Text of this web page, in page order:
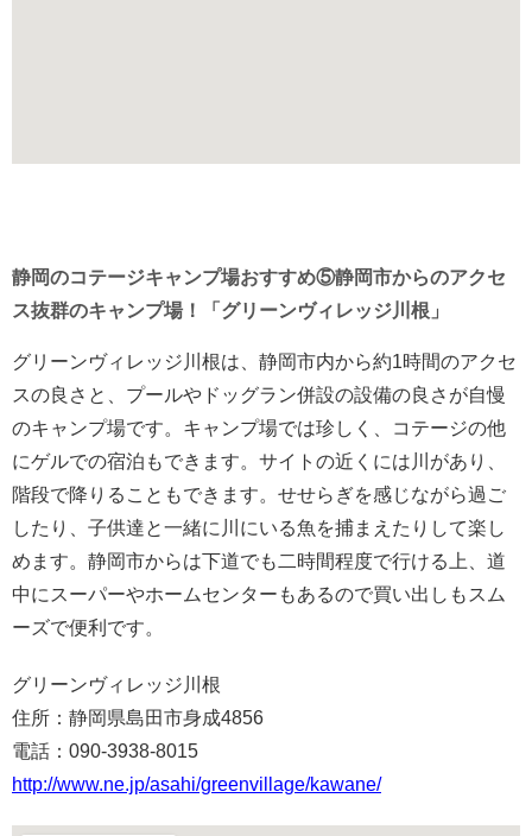
静岡のコテージキャンプ場おすすめ⑤静岡市からのアクセ
ス抜群のキャンプ場！「グリーンヴィレッジ川根」
グリーンヴィレッジ川根は、静岡市内から約1時間のアクセ
スの良さと、プールやドッグラン併設の設備の良さが自慢
のキャンプ場です。キャンプ場では珍しく、コテージの他
にゲルでの宿泊もできます。サイトの近くには川があり、
階段で降りることもできます。せせらぎを感じながら過ご
したり、子供達と一緒に川にいる魚を捕まえたりして楽し
めます。静岡市からは下道でも二時間程度で行ける上、道
中にスーパーやホームセンターもあるので買い出しもスム
ーズで便利です。
グリーンヴィレッジ川根
住所：静岡県島田市身成4856
電話：090-3938-8015
http://www.ne.jp/asahi/greenvillage/kawane/